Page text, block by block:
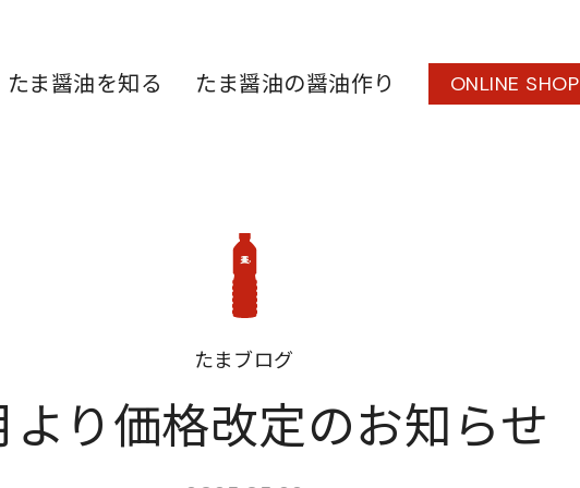
たま醤油を知る たま醤油の醤油作り ONLINE SHOP
たまブログ
より価格改定のお知らせ